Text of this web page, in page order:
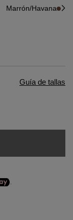
Marrón/Havana
Guía de tallas